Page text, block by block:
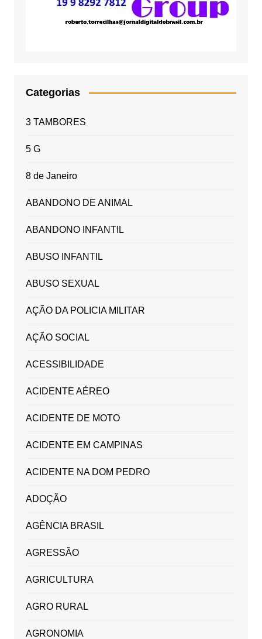
Categorias
3 TAMBORES
5 G
8 de Janeiro
ABANDONO DE ANIMAL
ABANDONO INFANTIL
ABUSO INFANTIL
ABUSO SEXUAL
AÇÃO DA POLICIA MILITAR
AÇÃO SOCIAL
ACESSIBILIDADE
ACIDENTE AÉREO
ACIDENTE DE MOTO
ACIDENTE EM CAMPINAS
ACIDENTE NA DOM PEDRO
ADOÇÃO
AGÊNCIA BRASIL
AGRESSÃO
AGRICULTURA
AGRO RURAL
AGRONOMIA